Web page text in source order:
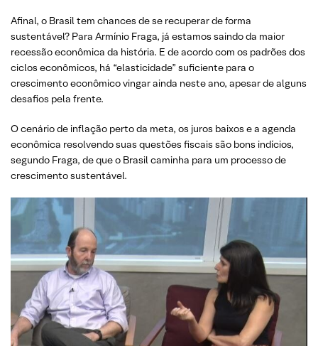
Afinal, o Brasil tem chances de se recuperar de forma
sustentável? Para Armínio Fraga, já estamos saindo da maior
recessão econômica da história. E de acordo com os padrões dos
ciclos econômicos, há “elasticidade” suficiente para o
crescimento econômico vingar ainda neste ano, apesar de alguns
desafios pela frente.
O cenário de inflação perto da meta, os juros baixos e a agenda
econômica resolvendo suas questões fiscais são bons indícios,
segundo Fraga, de que o Brasil caminha para um processo de
crescimento sustentável.